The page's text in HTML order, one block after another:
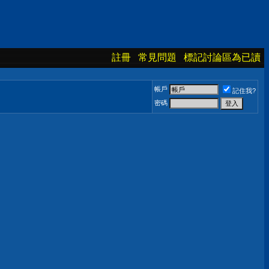
註冊 常見問題 標記討論區為已讀
帳戶
記住我?
密碼